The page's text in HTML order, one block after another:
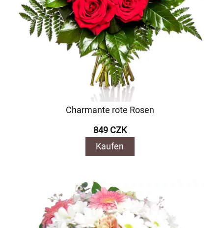
Charmante rote Rosen
849 CZK
Kaufen